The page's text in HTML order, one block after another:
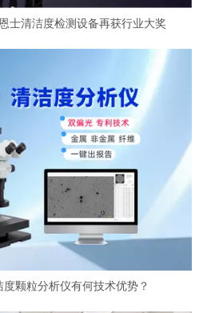
士清洁度检测设备再获行业大奖
颗粒分析仪有何技术优势？